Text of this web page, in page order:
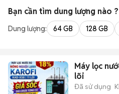
Bạn cần tìm dung lượng nào ?
Dung lượng: 64 GB 128 GB
Máy lọc
lõi
Đã sử dụng